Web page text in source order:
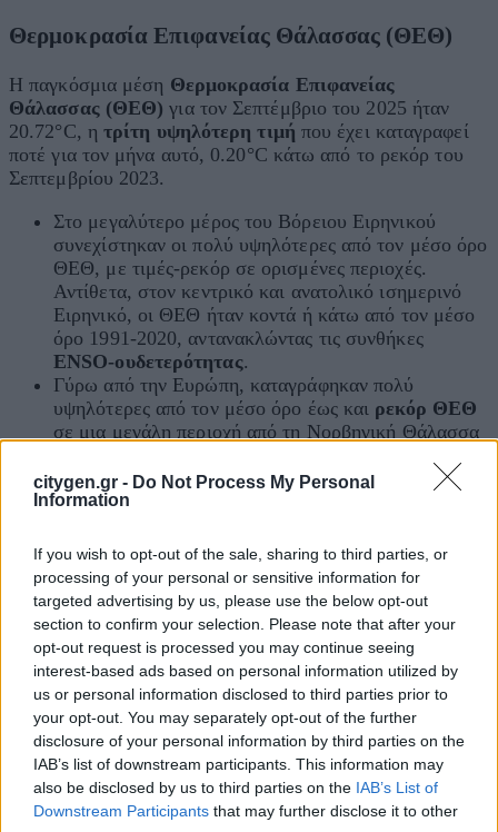
citygen.gr - Do Not Process My Personal
Information
If you wish to opt-out of the sale, sharing to third parties, or
processing of your personal or sensitive information for
targeted advertising by us, please use the below opt-out
section to confirm your selection. Please note that after your
opt-out request is processed you may continue seeing
interest-based ads based on personal information utilized by
us or personal information disclosed to third parties prior to
your opt-out. You may separately opt-out of the further
disclosure of your personal information by third parties on the
IAB’s list of downstream participants. This information may
also be disclosed by us to third parties on the IAB’s List of
Downstream Participants that may further disclose it to other
Θερμοκρασία Επιφανείας Θάλασσας (ΘΕΘ)
Η παγκόσμια μέση Θερμοκρασία Επιφανείας
Θάλασσας (ΘΕΘ) για τον Σεπτέμβριο του 2025 ήταν
20.72°C, ητρίτη υψηλότερη τιμή που έχει καταγραφεί
ποτέ για τον μήνα αυτό, 0.20°C κάτω από το ρεκόρ του
Σεπτεμβρίου 2023.
Στο μεγαλύτερο μέρος του Βόρειου Ειρηνικού
συνεχίστηκαν οι πολύ υψηλότερες από τον μέσο όρο
ΘΕΘ, με τιμές-ρεκόρ σε ορισμένες περιοχές.
Αντίθετα, στον κεντρικό και ανατολικό ισημερινό
Ειρηνικό, οι ΘΕΘ ήταν κοντά ή κάτω από τον μέσο
όρο 1991-2020, αντανακλώντας τις συνθήκες
ENSO-ουδετερότητας.
Γύρω από την Ευρώπη, καταγράφηκαν πολύ
υψηλότερες από τον μέσο όρο έως και ρεκόρ ΘΕΘ
σε μια μεγάλη περιοχή από τη Νορβηγική Θάλασσα
κυρίως πολύ υψηλότερες από τον μέσο όρο, ιδίως
στα δυτικά και κεντρικά τμήματα της λεκάνης.
Κύρια Σημεία: Θαλάσσιος Πάγος –
Σεπτέμβριος 2025
Αρκτικός Θαλάσσιος Πάγος
ΣτηνΑρκτική, η ημερήσια έκταση τουθαλάσσιου πάγου
έφτασε στο14ο χαμηλότερο ετήσιο ελάχιστοστην
δορυφορική καταγραφή, ενώ η μηνιαία έκταση κατετάγη
13η χαμηλότερη, στο 12% κάτω από τον μέσο όρο,